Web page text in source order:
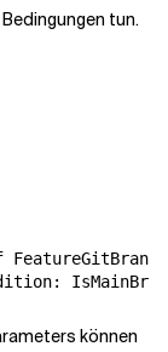
tun.
können